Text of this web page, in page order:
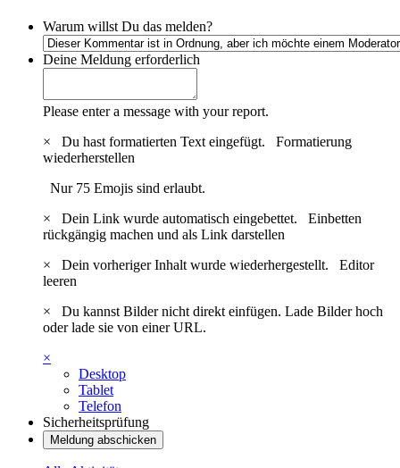
Warum willst Du das melden?
Deine Meldung erforderlich
Please enter a message with your report.
×
Du hast formatierten Text eingefügt. Formatierung
wiederherstellen
Nur 75 Emojis sind erlaubt.
×
Dein Link wurde automatisch eingebettet. Einbetten
rückgängig machen und als Link darstellen
×
Dein vorheriger Inhalt wurde wiederhergestellt. Editor
leeren
×
Du kannst Bilder nicht direkt einfügen. Lade Bilder hoch
oder lade sie von einer URL.
×
Desktop
Tablet
Telefon
Sicherheitsprüfung
Meldung abschicken